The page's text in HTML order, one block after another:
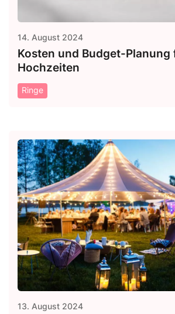
14. August 2024
Kosten und Budget-Planung
Hochzeiten
Ringe
13. August 2024